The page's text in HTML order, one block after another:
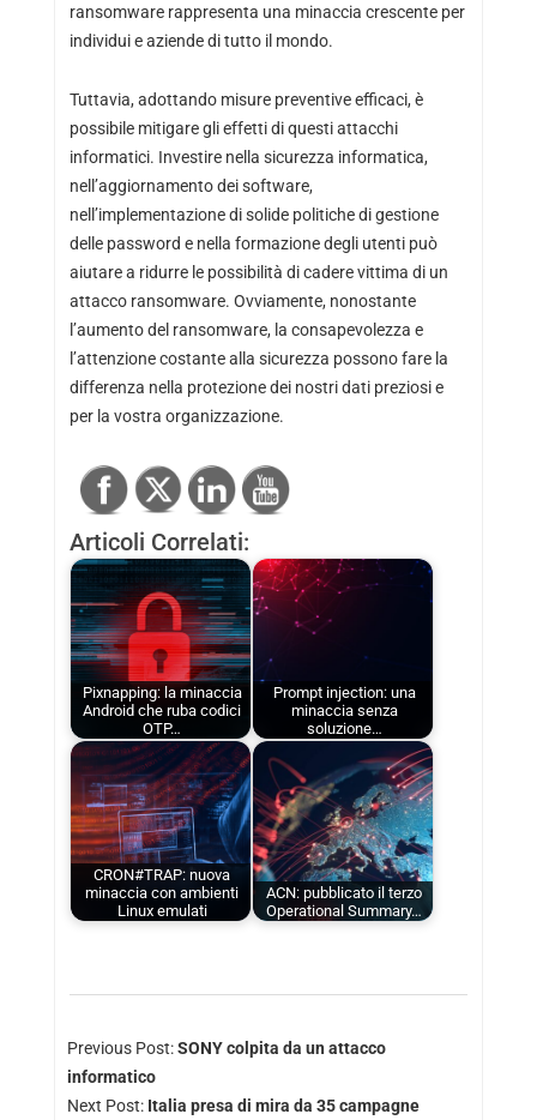
ransomware rappresenta una minaccia crescente per
individui e aziende di tutto il mondo.
Tuttavia, adottando misure preventive efficaci, è
possibile mitigare gli effetti di questi attacchi
informatici. Investire nella sicurezza informatica,
nell’aggiornamento dei software,
nell’implementazione di solide politiche di gestione
delle password e nella formazione degli utenti può
aiutare a ridurre le possibilità di cadere vittima di un
attacco ransomware. Ovviamente, nonostante
l’aumento del ransomware, la consapevolezza e
l’attenzione costante alla sicurezza possono fare la
differenza nella protezione dei nostri dati preziosi e
per la vostra organizzazione.
Articoli Correlati:
Pixnapping: la minaccia
Android che ruba codici
OTP…
Prompt injection: una
minaccia senza
soluzione…
CRON#TRAP: nuova
minaccia con ambienti
Linux emulati
ACN: pubblicato il terzo
Operational Summary…
Previous Post:SONY colpita da un attacco
informatico
Next Post: Italia presa di mira da 35 campagne